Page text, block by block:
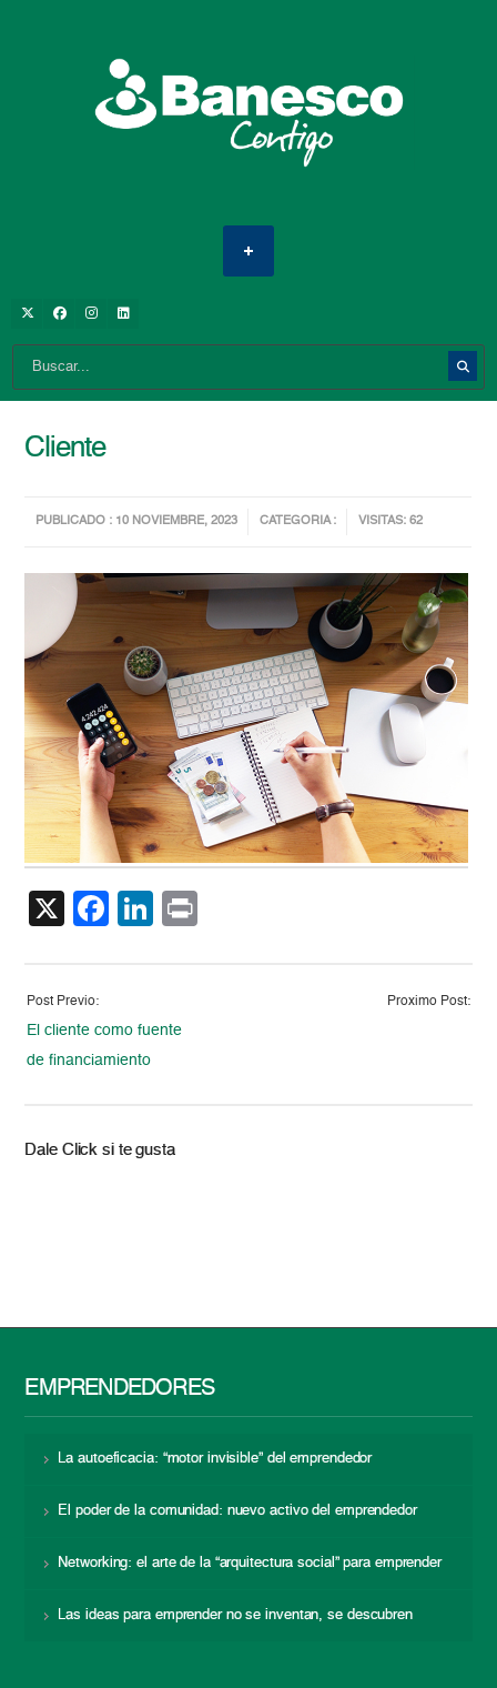
Cliente
PUBLICADO : 10 NOVIEMBRE, 2023 CATEGORIA : VISITAS: 62
X Facebook
LinkedIn
Post Previo:
El cliente como fuente
de financiamiento
Proximo Post:
Dale Click si te gusta
EMPRENDEDORES
La autoeficacia: “motor invisible” del emprendedor
El poder de la comunidad: nuevo activo del emprendedor
Networking: el arte de la “arquitectura social” para emprender
Las ideas para emprender no se inventan, se descubren